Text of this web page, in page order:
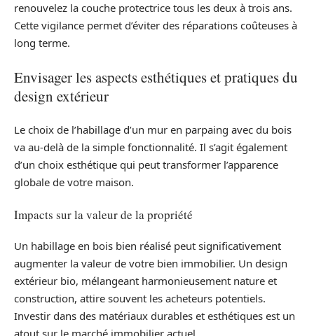
renouvelez la couche protectrice tous les deux à trois ans.
Cette vigilance permet d’éviter des réparations coûteuses à
long terme.
Envisager les aspects esthétiques et pratiques du
design extérieur
Le choix de l’habillage d’un mur en parpaing avec du bois
va au-delà de la simple fonctionnalité. Il s’agit également
d’un choix esthétique qui peut transformer l’apparence
globale de votre maison.
Impacts sur la valeur de la propriété
Un habillage en bois bien réalisé peut significativement
augmenter la valeur de votre bien immobilier. Un design
extérieur bio, mélangeant harmonieusement nature et
construction, attire souvent les acheteurs potentiels.
Investir dans des matériaux durables et esthétiques est un
atout sur le marché immobilier actuel.